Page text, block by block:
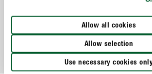
Allow all cookies
Allow selection
Use necessary cookies
COMPO Duaxo® Universal Pilz-frei AF